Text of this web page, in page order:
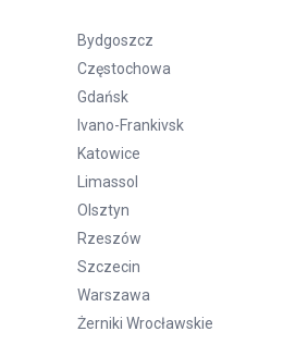
Bydgoszcz
Częstochowa
Gdańsk
Ivano-Frankivsk
Katowice
Limassol
Olsztyn
Rzeszów
Szczecin
Warszawa
Żerniki Wrocławskie